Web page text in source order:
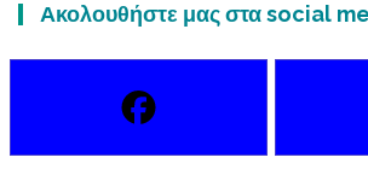
Ακολουθήστε μας στα social